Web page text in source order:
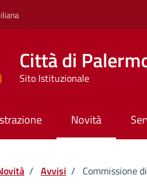
Città di
Sito Istituzionale
Novità
/ Avvisi / Commissione